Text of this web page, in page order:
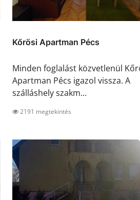
Kőrösi Apartman Pécs
Minden foglalást közvetlenül
Apartman Pécs igazol vissza. A
szálláshely szakm...
2191 megtekintés